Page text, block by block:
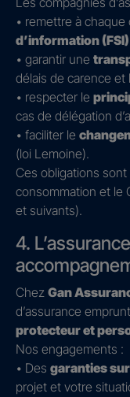
• remettre à chaque
d’information (FSI)
• garantir une
délais de carence et
• respecter le
cas de délégation
• faciliter le
(loi Lemoine).
Ces obligations
consommation et le
et suivants).
4.
Chez Gan
d’assurance
protecteur et
Nos engagements :
• Des garanties
projet et votre